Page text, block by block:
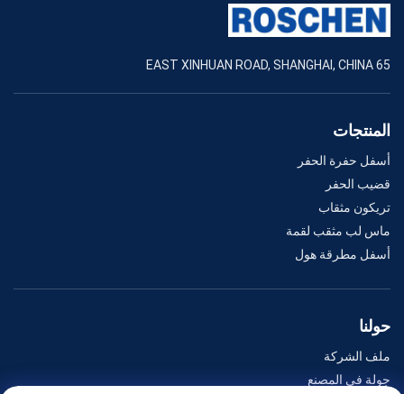
65 EAST XINHUAN ROAD, SHANGHAI, CHINA
المنتجات
أسفل حفرة الحفر
قضيب الحفر
تريكون مثقاب
ماس لب مثقب لقمة
أسفل مطرقة هول
حولنا
ملف الشركة
جولة في المصنع